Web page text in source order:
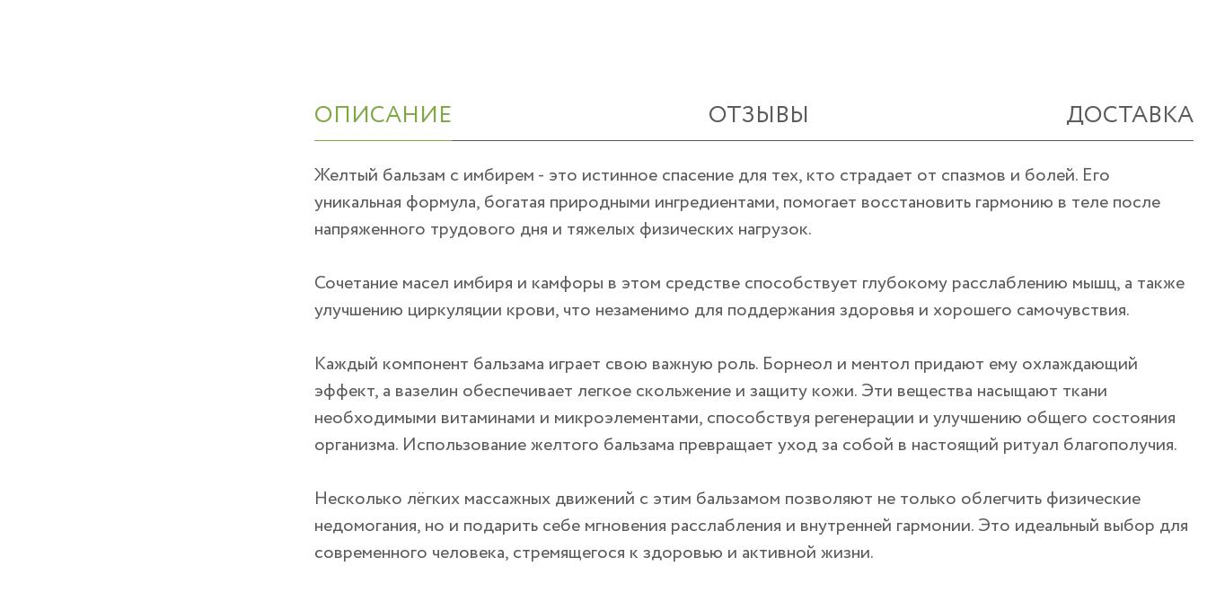
ОПИСАНИЕ ОТЗЫВЫ ДОСТАВКА
Желтый бальзам с имбирем - это истинное спасение для тех, кто страдает от спазмов и болей. Его
уникальная формула, богатая природными ингредиентами, помогает восстановить гармонию в теле после
напряженного трудового дня и тяжелых физических нагрузок.
Сочетание масел имбиря и камфоры в этом средстве способствует глубокому расслаблению мышц, а также
улучшению циркуляции крови, что незаменимо для поддержания здоровья и хорошего самочувствия.
Каждый компонент бальзама играет свою важную роль. Борнеол и ментол придают ему охлаждающий
эффект, а вазелин обеспечивает легкое скольжение и защиту кожи. Эти вещества насыщают ткани
необходимыми витаминами и микроэлементами, способствуя регенерации и улучшению общего состояния
организма. Использование желтого бальзама превращает уход за собой в настоящий ритуал благополучия.
Несколько лёгких массажных движений с этим бальзамом позволяют не только облегчить физические
недомогания, но и подарить себе мгновения расслабления и внутренней гармонии. Это идеальный выбор для
современного человека, стремящегося к здоровью и активной жизни.